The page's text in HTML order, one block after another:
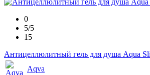
0
5/5
15
Антицеллюлитный гель для душа Aqua
Aqva